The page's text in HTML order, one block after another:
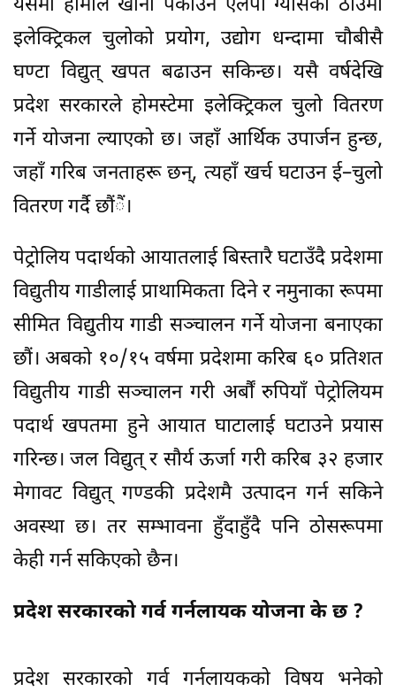
यसमा हामीले खाना पकाउने एलपी ग्यासको ठाउँमा
इलेक्ट्रिकल चुलोको प्रयोग, उद्योग धन्दामा चौबीसै
घण्टा विद्युत् खपत बढाउन सकिन्छ। यसै वर्षदेखि
प्रदेश सरकारले होमस्टेमा इलेक्ट्रिकल चुलो वितरण
गर्ने योजना ल्याएको छ। जहाँ आर्थिक उपार्जन हुन्छ,
जहाँ गरिब जनताहरू छन्, त्यहाँ खर्च घटाउन ई–चुलो
वितरण गर्दै छौंैं।
पेट्रोलिय पदार्थको आयातलाई बिस्तारै घटाउँदै प्रदेशमा
विद्युतीय गाडीलाई प्राथामिकता दिने र नमुनाका रूपमा
सीमित विद्युतीय गाडी सञ्चालन गर्ने योजना बनाएका
छौं। अबको १०/१५ वर्षमा प्रदेशमा करिब ६० प्रतिशत
विद्युतीय गाडी सञ्चालन गरी अर्बौं रुपियाँ पेट्रोलियम
पदार्थ खपतमा हुने आयात घाटालाई घटाउने प्रयास
गरिन्छ। जल विद्युत् र सौर्य ऊर्जा गरी करिब ३२ हजार
मेगावट विद्युत् गण्डकी प्रदेशमै उत्पादन गर्न सकिने
अवस्था छ। तर सम्भावना हुँदाहुँदै पनि ठोसरूपमा
केही गर्न सकिएको छैन।
प्रदेश सरकारको गर्व गर्नलायक योजना के छ ?
प्रदेश सरकारको गर्व गर्नलायकको विषय भनेको